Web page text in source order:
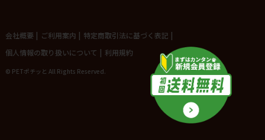
会社概要 | ご利用案内 | 特定商取引法に基づく表記 |
個人情報の取り扱いについて | 利用規約
© PETポチッと All Rights Reserved.